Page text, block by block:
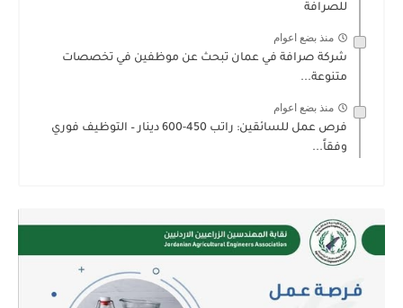
للصرافة
منذ بضع اعوام
شركة صرافة في عمان تبحث عن موظفين في تخصصات
متنوعة...
منذ بضع اعوام
فرص عمل للسائقين: راتب 450-600 دينار – التوظيف فوري
وفقاً...